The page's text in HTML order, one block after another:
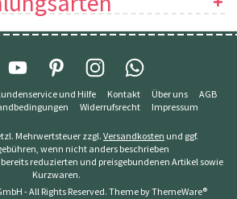
und Hilfe Kontakt Über uns
AGB
Widerrufsrecht Impressum
Mehrwertsteuer zzgl. Versandkosten und ggf.
wenn nicht anders beschrieben
reduzierten und preisgebundenen Artikel sowie
Kurzwaren.
- All Rights Reserved. Theme byThemeWare®